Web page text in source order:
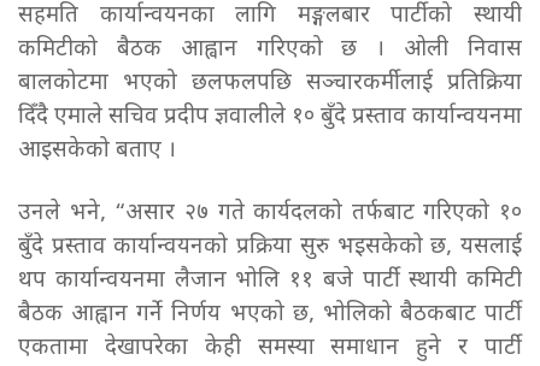
सहमति कार्यान्वयनका लागि मङ्गलबार पार्टीको स्थायी
कमिटीको बैठक आह्वान गरिएको छ । ओली निवास
बालकोटमा भएको छलफलपछि सञ्चारकर्मीलाई प्रतिक्रिया
दिँदै एमाले सचिव प्रदीप ज्ञवालीले १० बुँदे प्रस्ताव कार्यान्वयनमा
आइसकेको बताए ।
उनले भने, “असार २७ गते कार्यदलको तर्फबाट गरिएको १०
बुँदे प्रस्ताव कार्यान्वयनको प्रक्रिया सुरु भइसकेको छ, यसलाई
थप कार्यान्वयनमा लैजान भोलि ११ बजे पार्टी स्थायी कमिटी
बैठक आह्वान गर्ने निर्णय भएको छ, भोलिको बैठकबाट पार्टी
एकतामा देखापरेका केही समस्या समाधान हुने र पार्टी